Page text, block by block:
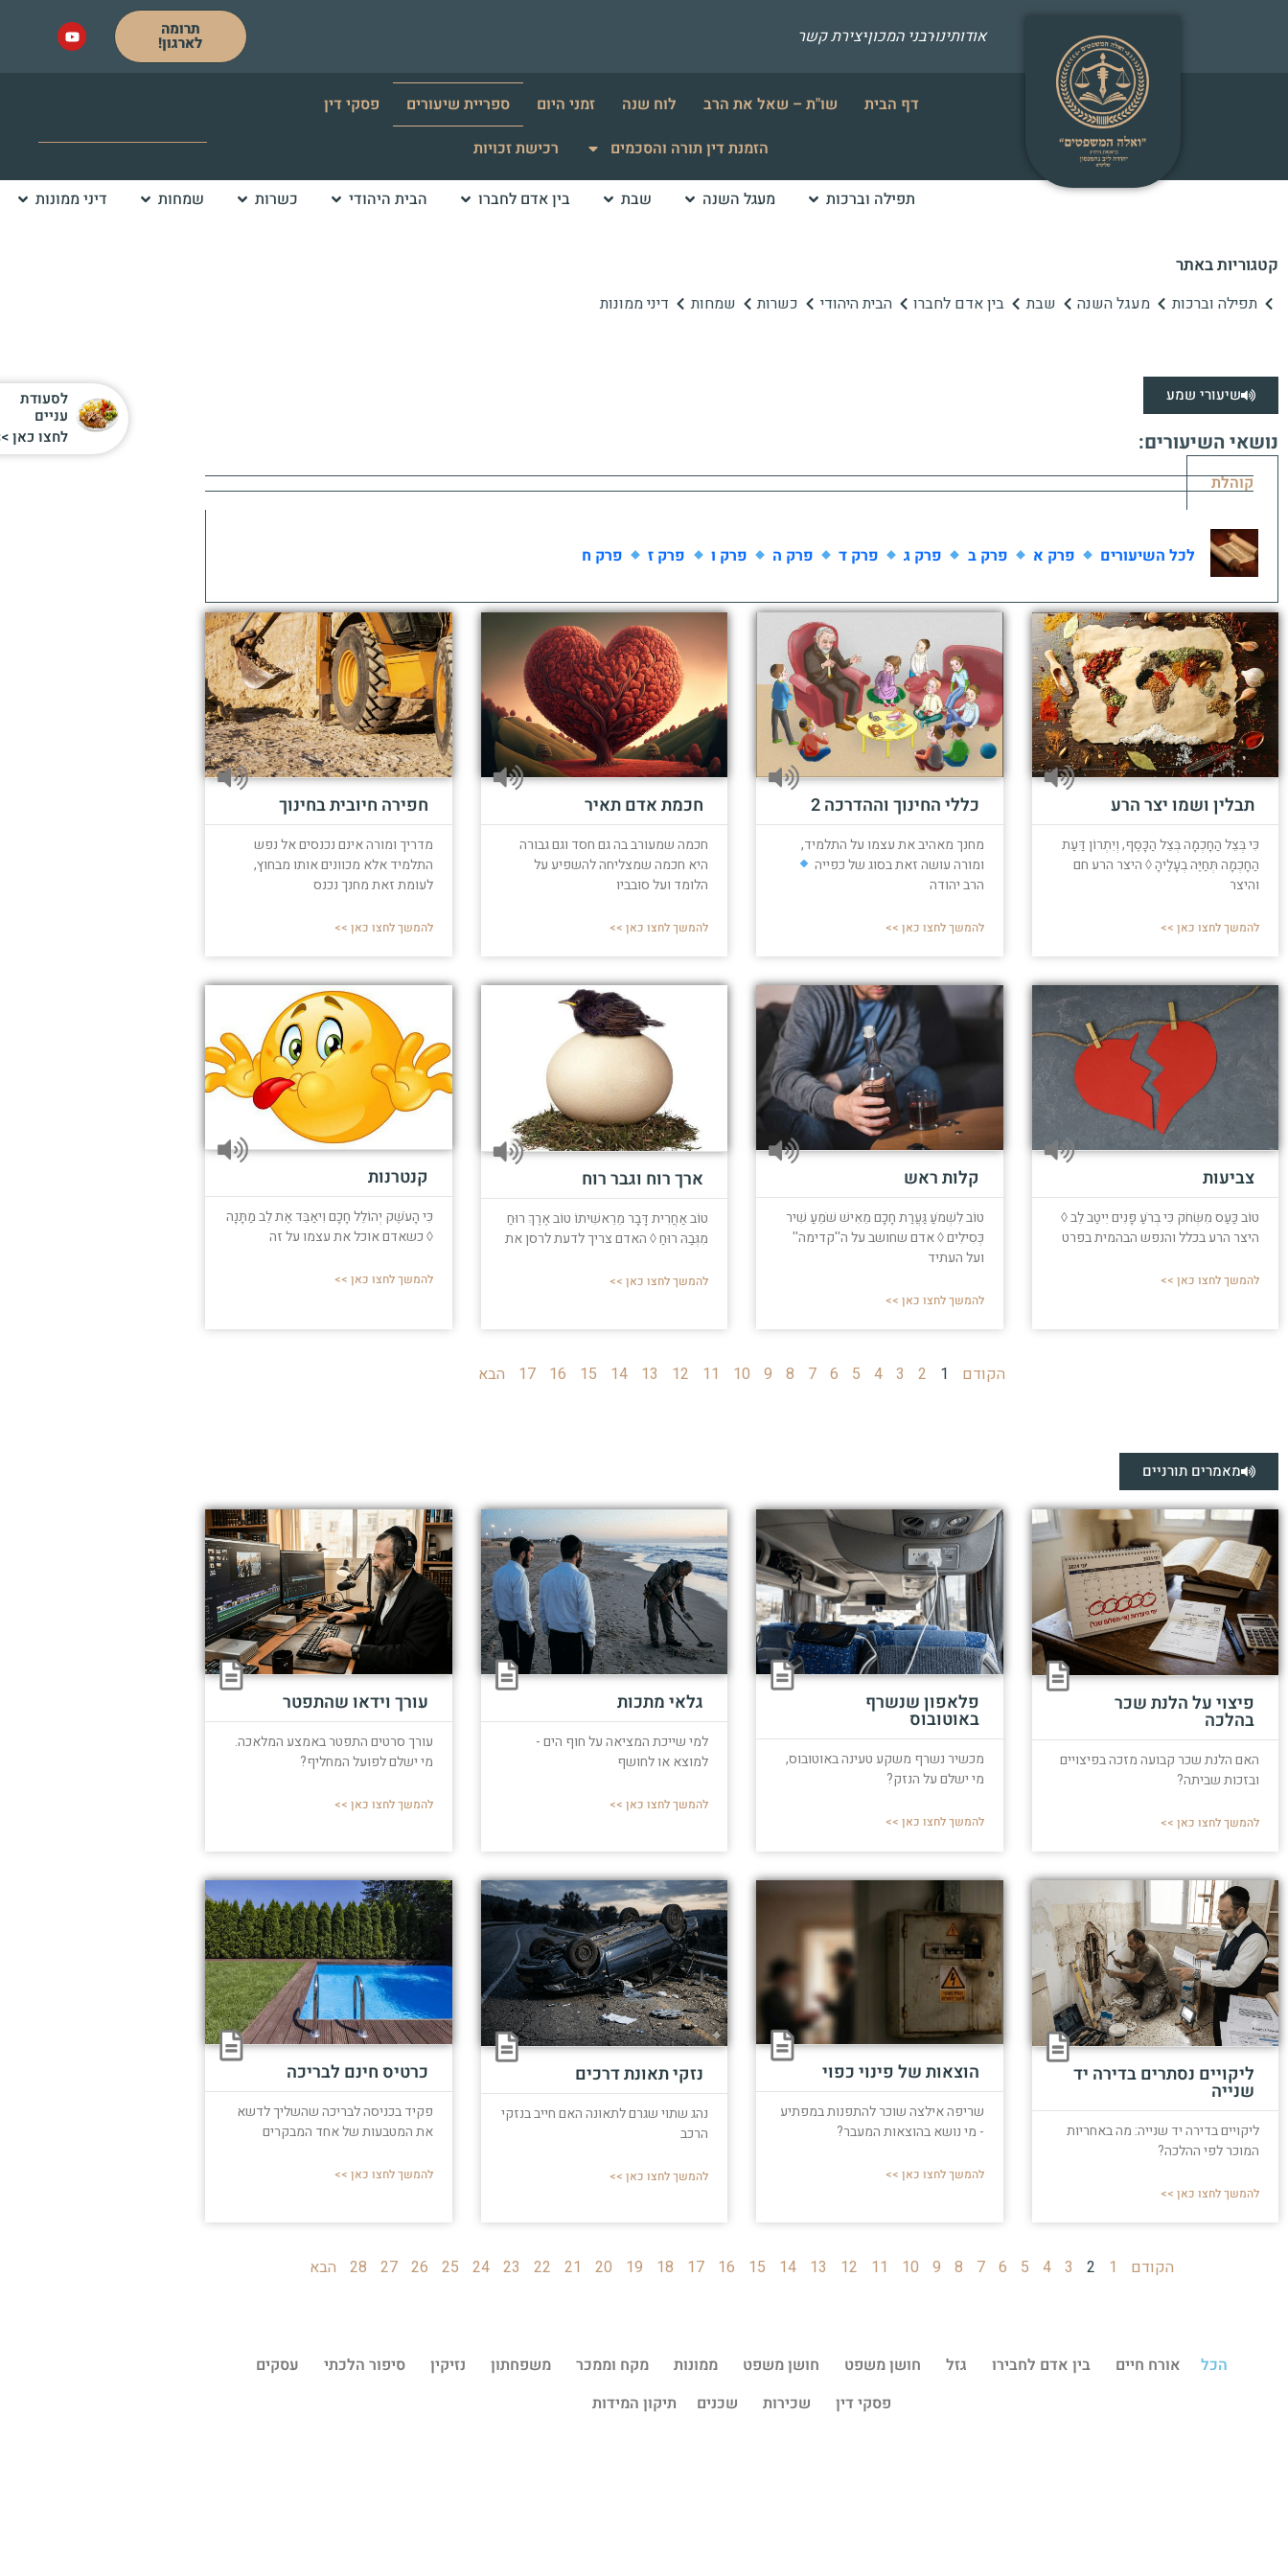
אודותינורבני המכוןיצירת קשר תרומה
לארגון!
דף הבית שו"ת – שאל את הרב לוח שנה זמני היום ספריית שיעורים
פסקי דין
הזמנת דין תורה והסכמים
רכישת זכויות
תפילה וברכות מעגל השנה שבת בין אדם לחברו הבית היהודי כשרות שמחות דיני ממונות
קטגוריות באתר
תפילה וברכות מעגל השנה שבת בין אדם לחברו הבית היהודי כשרות שמחות דיני ממונות
שיעורי שמע
נושאי השיעורים:
קוהלת
לכל השיעורים פרק א פרק ב פרק ג פרק ד פרק ה פרק ו פרק ז פרק ח
תבלין ושמו יצר הרע
כִּי בְּצֵל הַחָכְמָה בְּצֵל הַכָּסֶף, וְיִתְרוֹן דַּעַת
הַחָכְמָה תְּחַיֶּה בְעָלֶיהָ ◊ היצר הרע חם
והיצר
להמשך לחצו כאן >>
כללי החינוך וההדרכה 2
מחנך מאהיב את עצמו על התלמיד,
ומורה עושה זאת בסוג של כפייה
הרב יהודה
להמשך לחצו כאן >>
חכמת אדם תאיר
חכמה שמעורב בה גם חסד וגם גבורה
היא חכמה שמצליחה להשפיע על
הלומד ועל סובביו
להמשך לחצו כאן >>
חפירה חיובית בחינוך
מדריך ומורה אינם נכנסים אל נפש
התלמיד אלא מכוונים אותו מבחוץ,
לעומת זאת מחנך נכנס
להמשך לחצו כאן >>
צביעות
טוֹב כַּעַס מִשְּׂחֹק כִּי בְרֹעַ פָּנִים יִיטַב לֵב ◊
היצר הרע בכלל והנפש הבהמית בפרט
להמשך לחצו כאן >>
קלות ראש
טוֹב לִשְׁמֹעַ גַּעֲרַת חָכָם מֵאִישׁ שֹׁמֵעַ שִׁיר
כְּסִילִים ◊ אדם שחושב על ה''קדימה''
ועל העתיד
להמשך לחצו כאן >>
ארך רוח וגבר רוח
טוֹב אַחֲרִית דָּבָר מֵרֵאשִׁיתוֹ טוֹב אֶרֶךְ רוּחַ
מִגְּבַהּ רוּחַ ◊ האדם צריך לדעת לרסן את
להמשך לחצו כאן >>
קנטרנות
כִּי הָעֹשֶׁק יְהוֹלֵל חָכָם וִיאַבֵּד אֶת לֵב מַתָּנָה
◊ כשאדם אוכל את עצמו על זה
להמשך לחצו כאן >>
הקודם 1
2
3
4
5
6
7
8
9
10
11
12
13
14
15
16
17 הבא
מאמרים תורניים
פיצוי על הלנת שכר
בהלכה
האם הלנת שכר קבועה מזכה בפיצויים
ובזכות שביתה?
להמשך לחצו כאן >>
פלאפון שנשרף
באוטובוס
מכשיר נשרף משקע טעינה באוטובוס,
מי ישלם על הנזק?
להמשך לחצו כאן >>
גלאי מתכות
למי שייכת המציאה על חוף הים -
למוצא או לחושף
להמשך לחצו כאן >>
עורך וידאו שהתפטר
עורך סרטים התפטר באמצע המלאכה.
מי ישלם לפועל המחליף?
להמשך לחצו כאן >>
ליקויים נסתרים בדירה יד
שנייה
ליקויים בדירה יד שנייה: מה באחריות
המוכר לפי ההלכה?
להמשך לחצו כאן >>
הוצאות של פינוי כפוי
שריפה אילצה שוכר להתפנות במפתיע
- מי נושא בהוצאות המעבר?
להמשך לחצו כאן >>
נזקי תאונת דרכים
נהג שתוי שגרם לתאונה האם חייב בנזקי
הרכב
להמשך לחצו כאן >>
כרטיס חינם לבריכה
פקיד בכניסה לבריכה שהשליך לדשא
את המטבעות של אחד המבקרים
להמשך לחצו כאן >>
הקודם 1
2
3
4
5
6
7
8
9
10
11
12
13
14
15
16
17
18
19
20
21
22
23
24
25
26
27
28 הבא
הכל אורח חיים בין אדם לחבירו גזל חושן משפט חושן משפט ממונות מקח וממכר משפחתון נזיקין סיפור הלכתי
עסקים
פסקי דין
שכירות שכנים תיקון המידות
לסעודת
עניים
לחצו כאן